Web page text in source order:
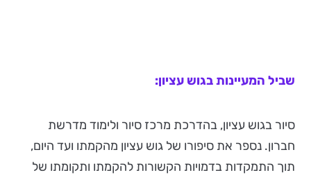
שביל המעיינות בגוש עציון:
סיור בגוש עציון, בהדרכת מרכז סיור ולימוד מדרשת
חברון. נספר את סיפורו של גוש עציון מהקמתו ועד היום,
תוך התמקדות בדמויות הקשורות להקמתו ותקומתו של